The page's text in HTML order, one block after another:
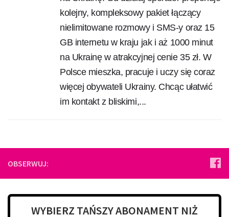
kolejny, kompleksowy pakiet łączący
nielimitowane rozmowy i SMS-y oraz 15
GB internetu w kraju jak i aż 1000 minut
na Ukrainę w atrakcyjnej cenie 35 zł. W
Polsce mieszka, pracuje i uczy się coraz
więcej obywateli Ukrainy. Chcąc ułatwić
im kontakt z bliskimi,...
OBSERWUJ:
WYBIERZ TAŃSZY ABONAMENT NIŻ